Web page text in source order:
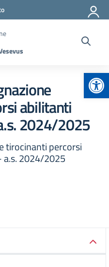
abilitanti
2024/2025
tirocinanti percorsi
2024/2025